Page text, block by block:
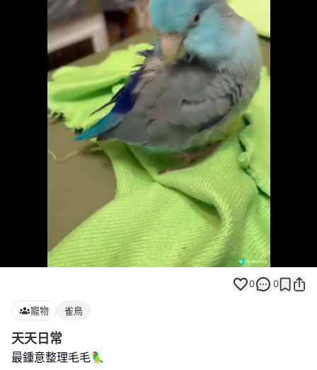
Loaded
100.00%
0 0
寵物 雀鳥
天天日常
最鍾意整理毛毛🦜